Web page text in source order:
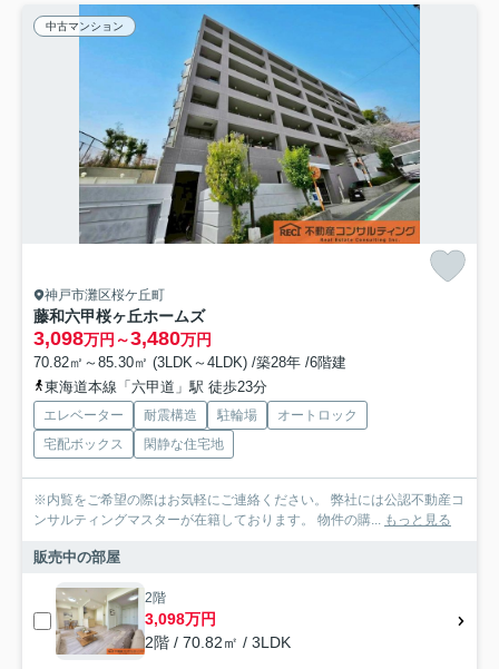
中古マンション
神戸市灘区桜ケ丘町
藤和六甲桜ヶ丘ホームズ
3,098万円～3,480万円
70.82㎡～85.30㎡ (3LDK～4LDK) /築28年 /6階建
東海道本線「六甲道」駅 徒歩23分
エレベーター 耐震構造 駐輪場
オートロック
宅配ボックス
閑静な住宅地
※内覧をご希望の際はお気軽にご連絡ください。 弊社には公認不動産コ
ンサルティングマスターが在籍しております。 物件の購... もっと見る
販売中の部屋
2階
3,098万円
2階 / 70.82㎡ / 3LDK